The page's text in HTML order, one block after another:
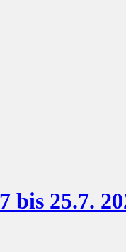
bis 25.7.